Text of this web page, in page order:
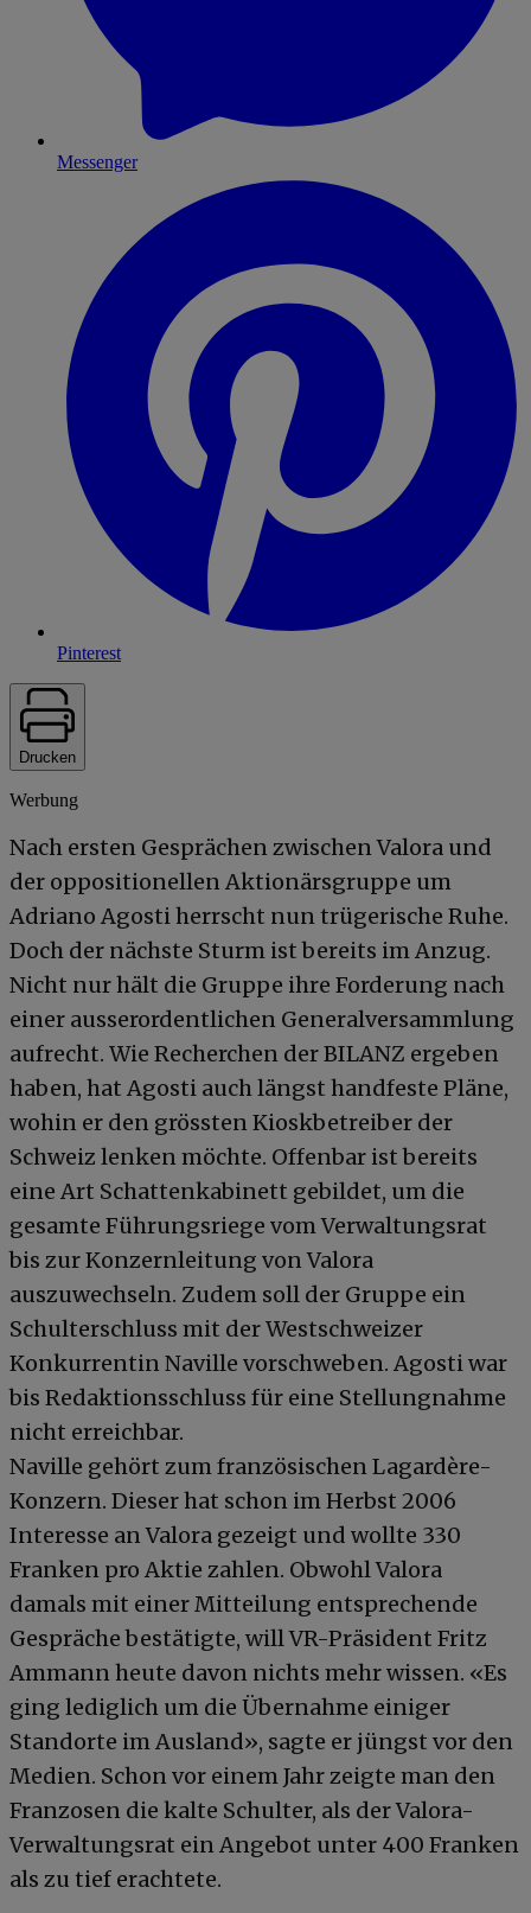
Messenger
Pinterest
Drucken
Werbung
Nach ersten Gesprächen zwischen Valora und
der oppositionellen Aktionärsgruppe um
Adriano Agosti herrscht nun trügerische Ruhe.
Doch der nächste Sturm ist bereits im Anzug.
Nicht nur hält die Gruppe ihre Forderung nach
einer ausserordentlichen Generalversammlung
aufrecht. Wie Recherchen der BILANZ ergeben
haben, hat Agosti auch längst handfeste Pläne,
wohin er den grössten Kioskbetreiber der
Schweiz lenken möchte. Offenbar ist bereits
eine Art Schattenkabinett gebildet, um die
gesamte Führungsriege vom Verwaltungsrat
bis zur Konzernleitung von Valora
auszuwechseln. Zudem soll der Gruppe ein
Schulterschluss mit der Westschweizer
Konkurrentin Naville vorschweben. Agosti war
bis Redaktionsschluss für eine Stellungnahme
nicht erreichbar.
Naville gehört zum französischen Lagardère-
Konzern. Dieser hat schon im Herbst 2006
Interesse an Valora gezeigt und wollte 330
Franken pro Aktie zahlen. Obwohl Valora
damals mit einer Mitteilung entsprechende
Gespräche bestätigte, will VR-Präsident Fritz
Ammann heute davon nichts mehr wissen. «Es
ging lediglich um die Übernahme einiger
Standorte im Ausland», sagte er jüngst vor den
Medien. Schon vor einem Jahr zeigte man den
Franzosen die kalte Schulter, als der Valora-
Verwaltungsrat ein Angebot unter 400 Franken
als zu tief erachtete.